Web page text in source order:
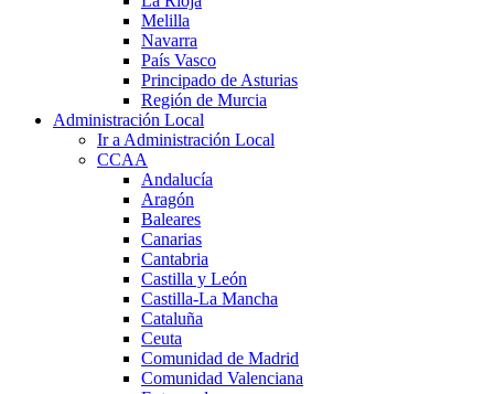
Melilla
Navarra
País Vasco
Principado de Asturias
Región de Murcia
Administración Local
Ir a Administración Local
CCAA
Andalucía
Aragón
Baleares
Canarias
Cantabria
Castilla y León
Castilla-La Mancha
Cataluña
Ceuta
Comunidad de Madrid
Comunidad Valenciana